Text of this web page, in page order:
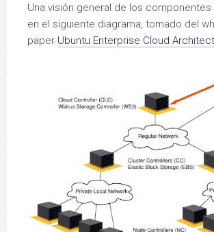
Una visión general de los
en el siguiente diagrama, tomado del
paper Ubuntu Enterprise Cloud